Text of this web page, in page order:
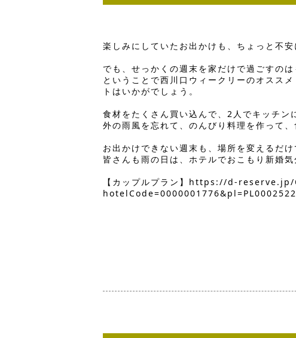
楽しみにしていたお出かけも、ちょっと不安
でも、せっかくの週末を家だけで過ごすのは
ということで西川口ウィークリーのオスス
トはいかがでしょう。
食材をたくさん買い込んで、2人でキッチン
外の雨風を忘れて、のんびり料理を作って
お出かけできない週末も、場所を変えるだけ
皆さんも雨の日は、ホテルでおこもり新婚
【カップルプラン】 https://d-reserve.jp/